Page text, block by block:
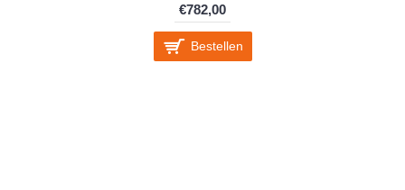
€782,00
Bestellen